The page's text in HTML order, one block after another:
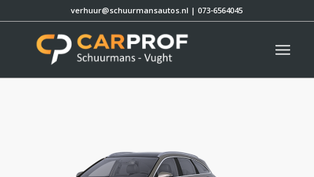
verhuur@schuurmansautos.nl |073-6564045